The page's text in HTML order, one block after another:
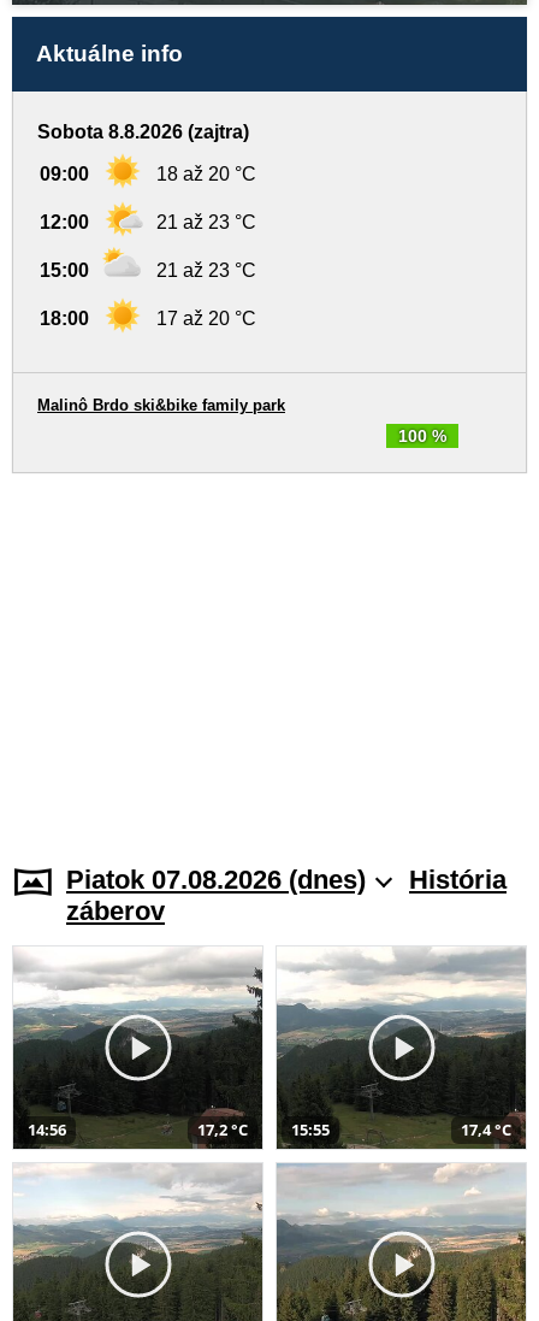
Aktuálne info
Sobota 8.8.2026 (zajtra)
09:00 18 až 20 °C
12:00 21 až 23 °C
15:00 21 až 23 °C
18:00 17 až 20 °C
100 %
Malinô Brdo ski&bike family park
Piatok 07.08.2026 (dnes)
História
záberov
14:56 17,2 °C 15:55 17,4 °C